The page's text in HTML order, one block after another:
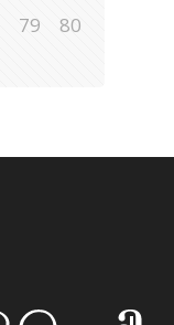
79
80